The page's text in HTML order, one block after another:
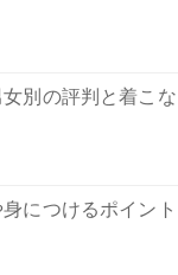
別の評判と着こな
につけるポイント